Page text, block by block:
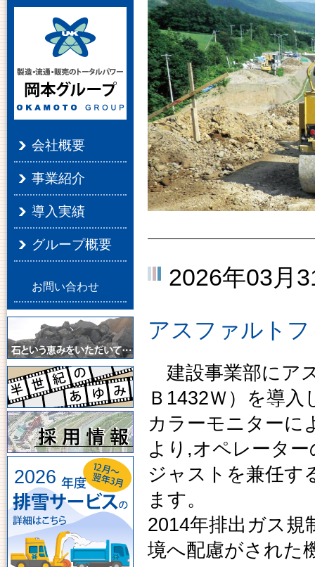
会社概要
事業紹介
導入実績
グループ概要
お問い合わせ
2026
2026年03月
アスファルト
建設事業部にア
Ｂ1432Ｗ）を導入
カラーモニターに
より,オペレータ
ジャストを兼任す
ます。
2014年排出ガス規
境へ配慮がされた